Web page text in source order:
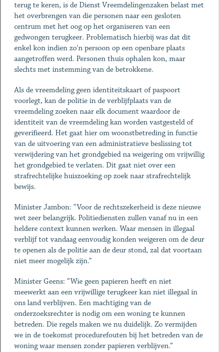
terug te keren, is de Dienst Vreemdelingenzaken belast met
het overbrengen van die personen naar een gesloten
centrum met het oog op het organiseren van een
gedwongen terugkeer. Problematisch hierbij was dat dit
enkel kon indien zo'n persoon op een openbare plaats
aangetroffen werd. Personen thuis ophalen kon, maar
slechts met instemming van de betrokkene.
Als de vreemdeling geen identiteitskaart of paspoort
voorlegt, kan de politie in de verblijfplaats van de
vreemdeling zoeken naar elk document waardoor de
identiteit van de vreemdeling kan worden vastgesteld of
geverifieerd. Het gaat hier om woonstbetreding in functie
van de uitvoering van een administratieve beslissing tot
verwijdering van het grondgebied na weigering om vrijwillig
het grondgebied te verlaten. Dit gaat niet over een
strafrechtelijke huiszoeking op zoek naar strafrechtelijk
bewijs.
Minister Jambon: “Voor de rechtszekerheid is deze nieuwe
wet zeer belangrijk. Politiediensten zullen vanaf nu in een
heldere context kunnen werken. Waar mensen in illegaal
verblijf tot vandaag eenvoudig konden weigeren om de deur
te openen als de politie aan de deur stond, zal dat voortaan
niet meer mogelijk zijn.”
Minister Geens: “Wie geen papieren heeft en niet
meewerkt aan een vrijwillige terugkeer kan niet illegaal in
ons land verblijven. Een machtiging van de
onderzoeksrechter is nodig om een woning te kunnen
betreden. Die regels maken we nu duidelijk. Zo vermijden
we in de toekomst procedurefouten bij het betreden van de
woning waar mensen zonder papieren verblijven.”